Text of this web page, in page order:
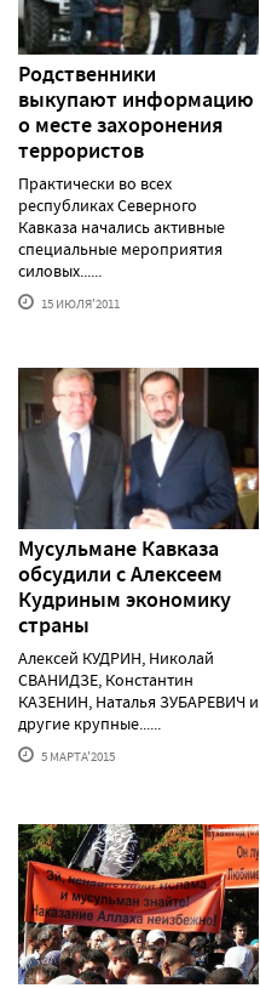
Родственники
выкупают информацию
о месте захоронения
террористов
Практически во всех
республиках Северного
Кавказа начались активные
специальные мероприятия
силовых......
15 ИЮЛЯ'2011
Мусульмане Кавказа
обсудили с Алексеем
Кудриным экономику
страны
Алексей КУДРИН, Николай
СВАНИДЗЕ, Константин
КАЗЕНИН, Наталья ЗУБАРЕВИЧ и
другие крупные......
5 МАРТА'2015